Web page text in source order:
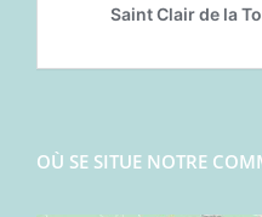
OÙ SE SITUE NOTRE